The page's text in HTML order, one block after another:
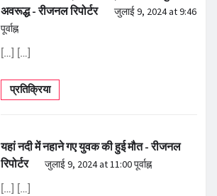
अवरूद्ध - रीजनल रिपोर्टर
जुलाई 9, 2024 at 9:46
पूर्वाह्न
[…] […]
प्रतिक्रिया
यहां नदी में नहाने गए युवक की हुई मौत - रीजनल
रिपोर्टर
जुलाई 9, 2024 at 11:00 पूर्वाह्न
[…] […]